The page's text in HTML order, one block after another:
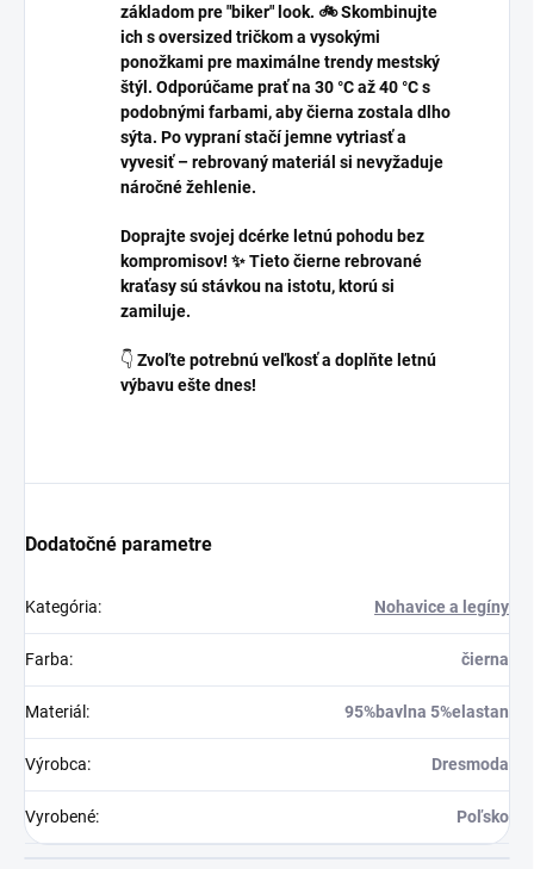
základom pre "biker" look. 🚲 Skombinujte
ich s oversized tričkom a vysokými
ponožkami pre maximálne trendy mestský
štýl. Odporúčame prať na 30 °C až 40 °C s
podobnými farbami, aby čierna zostala dlho
sýta. Po vypraní stačí jemne vytriasť a
vyvesiť – rebrovaný materiál si nevyžaduje
náročné žehlenie.
Doprajte svojej dcérke letnú pohodu bez
kompromisov! ✨ Tieto čierne rebrované
kraťasy sú stávkou na istotu, ktorú si
zamiluje.
👇 Zvoľte potrebnú veľkosť a doplňte letnú
výbavu ešte dnes!
Dodatočné parametre
Kategória: Nohavice a legíny
Farba: čierna
Materiál : 95%bavlna 5%elastan
Výrobca: Dresmoda
Vyrobené: Poľsko